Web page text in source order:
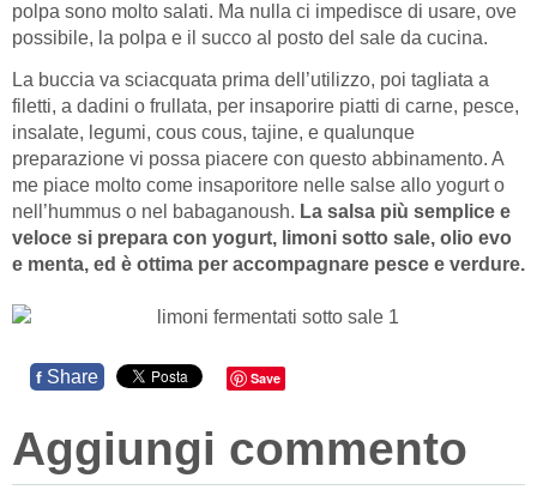
polpa sono molto salati. Ma nulla ci impedisce di usare, ove
possibile, la polpa e il succo al posto del sale da cucina.
La buccia va sciacquata prima dell’utilizzo, poi tagliata a
filetti, a dadini o frullata, per insaporire piatti di carne, pesce,
insalate, legumi, cous cous, tajine, e qualunque
preparazione vi possa piacere con questo abbinamento. A
me piace molto come insaporitore nelle salse allo yogurt o
nell’hummus o nel babaganoush. La salsa più semplice e
veloce si prepara con yogurt, limoni sotto sale, olio evo
e menta, ed è ottima per accompagnare pesce e verdure.
f Share Save
Aggiungi commento